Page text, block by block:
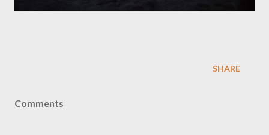
SHARE
Comments